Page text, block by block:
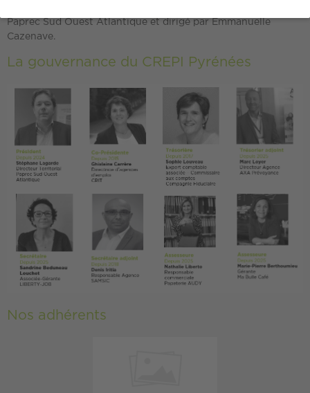
Paprec Sud Ouest Atlantique et dirigé par Emmanuelle
Cazenave.
La gouvernance du CREPI Pyrénées
Nos adhérents